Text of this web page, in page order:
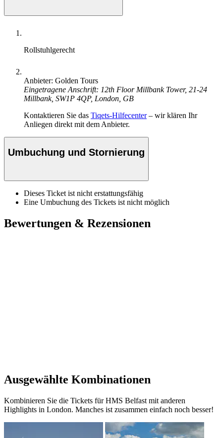
Rollstuhlgerecht
Anbieter: Golden Tours
Eingetragene Anschrift: 12th Floor Millbank Tower, 21-24
Millbank, SW1P 4QP, London, GB
Kontaktieren Sie das Tiqets-Hilfecenter– wir klären Ihr
Anliegen direkt mit dem Anbieter.
Umbuchung und Stornierung
Dieses Ticket ist nicht erstattungsfähig
Eine Umbuchung des Tickets ist nicht möglich
Bewertungen & Rezensionen
Ausgewählte Kombinationen
Kombinieren Sie die Tickets für HMS Belfast mit anderen
Highlights in London. Manches ist zusammen einfach noch besser!